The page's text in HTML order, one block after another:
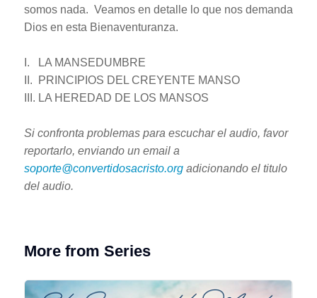
somos nada. Veamos en detalle lo que nos demanda
Dios en esta Bienaventuranza.
I. LA MANSEDUMBRE
II. PRINCIPIOS DEL CREYENTE MANSO
III. LA HEREDAD DE LOS MANSOS
Si confronta problemas para escuchar el audio, favor
reportarlo, enviando un email a
soporte@convertidosacristo.orgadicionando el titulo
del audio.
More from Series